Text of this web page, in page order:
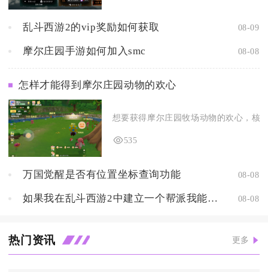
乱斗西游2的vip奖励如何获取 08-09
摩尔庄园手游如何加入smc 08-08
怎样才能得到摩尔庄园动物的欢心
想要获得摩尔庄园牧场动物的欢心，核
535
万国觉醒是否有位置坐标查询功能 08-08
如果我在乱斗西游2中建立一个帮派我能够获得什么样的好处 08-08
热门资讯 更多